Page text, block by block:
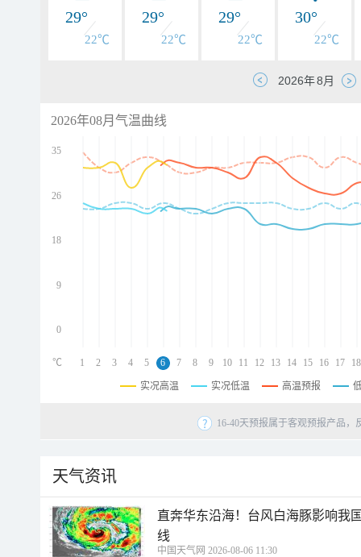
29°
22℃
29°
22℃
29°
22℃
30°
22℃
2026年08月气温曲线
35
26
18
9
0
1 2 3 4 5 6 7 8 9 10 11 12 13 14 15 16 17 18
℃
实况高温 实况低温 高温预报
16-40天预报属于客观预报产品
天气资讯
直奔华东沿海！台风白海豚影响我
线
中国天气网 2026-08-06 11:30